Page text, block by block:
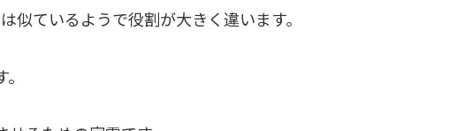
似ているようで役割が大きく違います。